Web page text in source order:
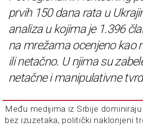
prvih 150 dana rata u
analiza u kojima je 1.396
na mrežama ocenjeno kao
ili netačno. U njima su
netačne i manipulativne
Među medijima iz Srbije
bez izuzetaka, politički naklonjeni